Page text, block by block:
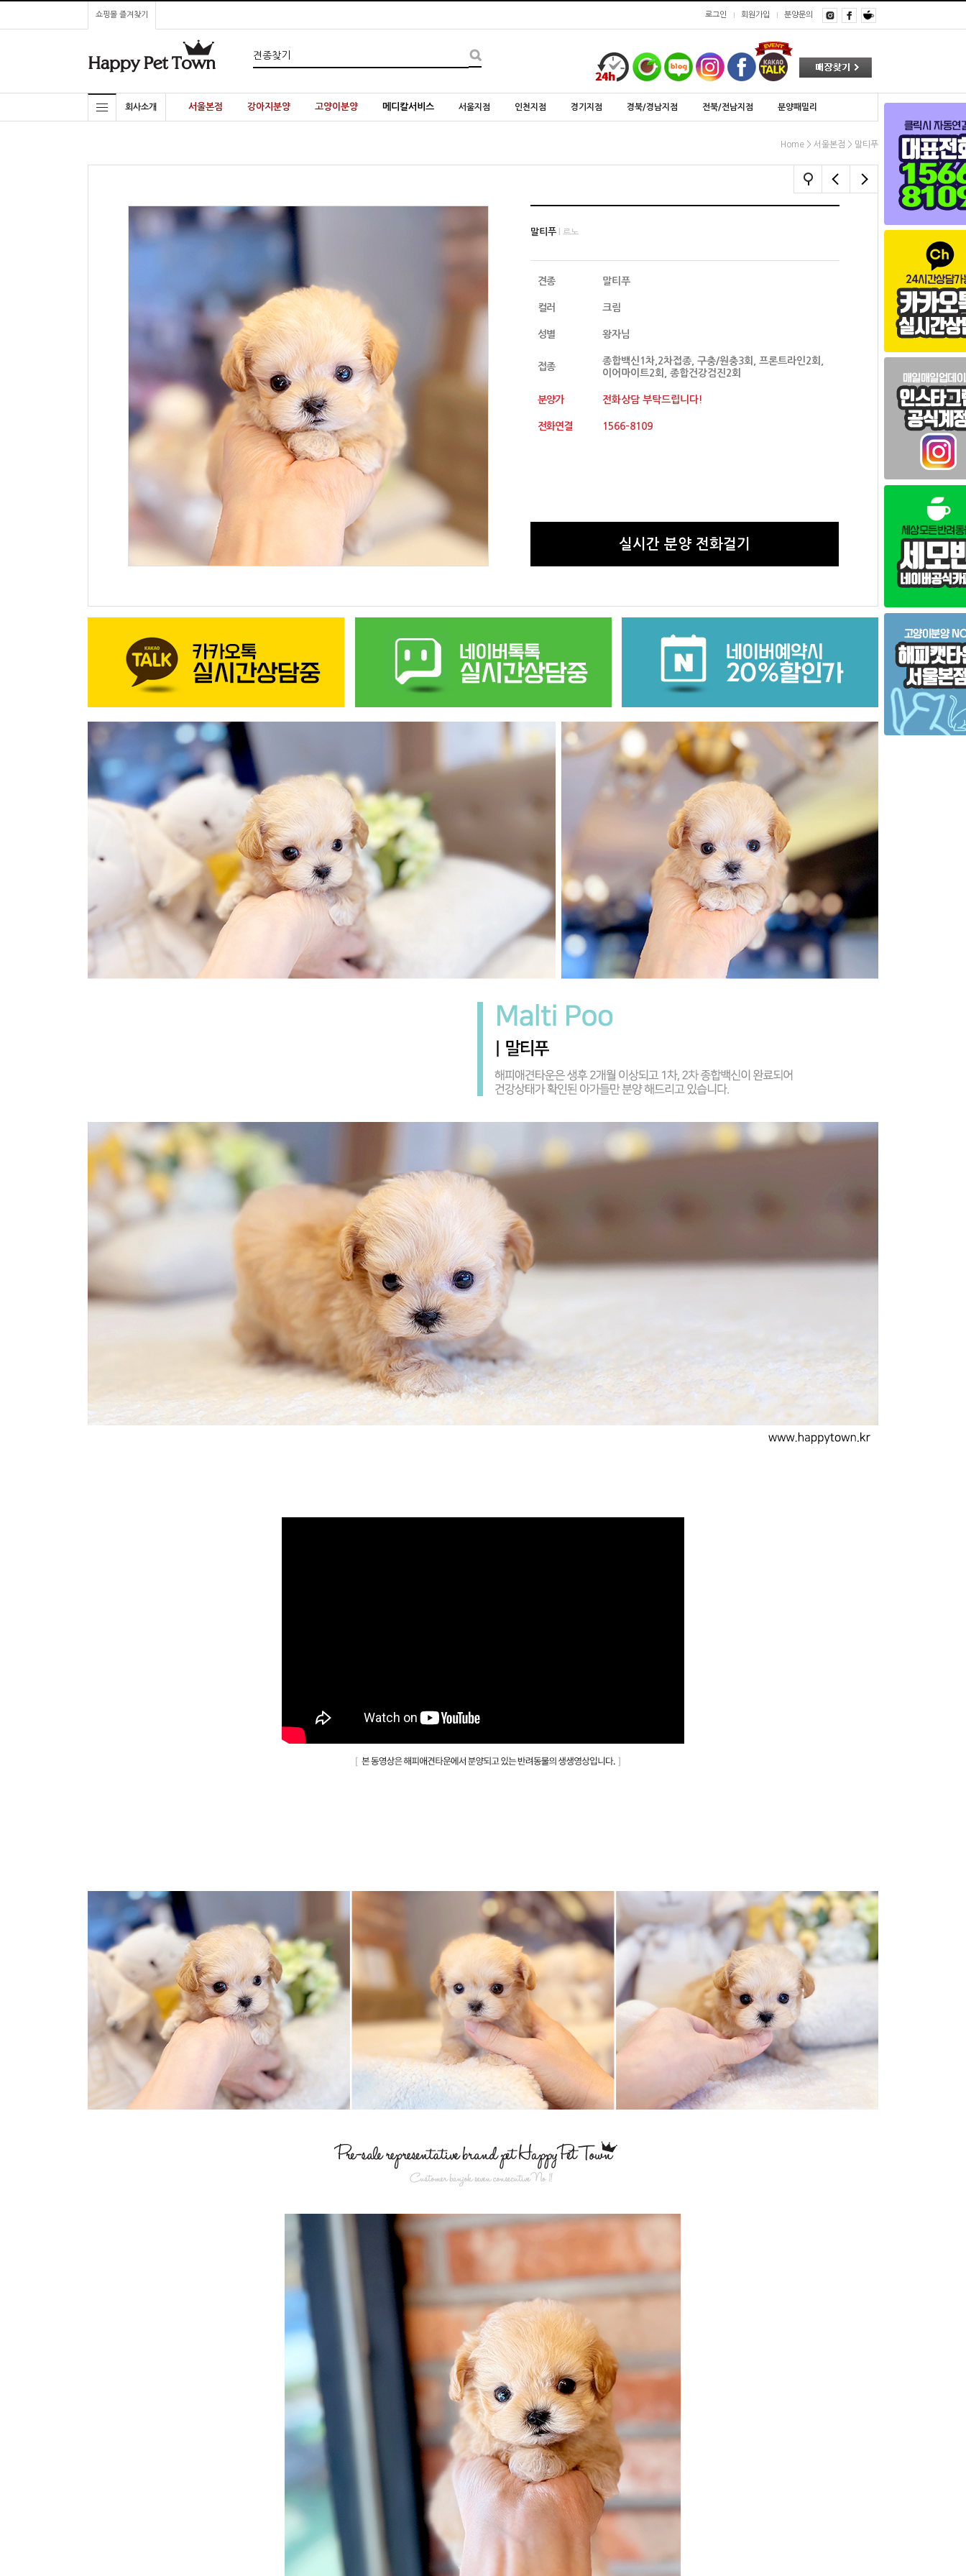
쇼핑몰 즐겨찾기 로그인 회원가입 분양문의
회사소개 서울본점 강아지분양 고양이분양 메디칼서비스 서울지점 인천지점 경기지점 경북/경남지점 전북/전남지점 분양패밀리
Home > 서울본점 > 말티푸
말티푸 l 르노
견종 말티푸
컬러 크림
성별 왕자님
접종
종합백신1차,2차접종, 구충/원충3회, 프론트라인2회,
이어마이트2회, 종합건강검진2회
분양가 전화상담 부탁드립니다!
전화연결 1566-8109
실시간 분양 전화걸기